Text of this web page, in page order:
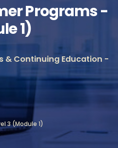
Programs -
1)
& Continuing Education -
3 (Module 1)
& Continuing